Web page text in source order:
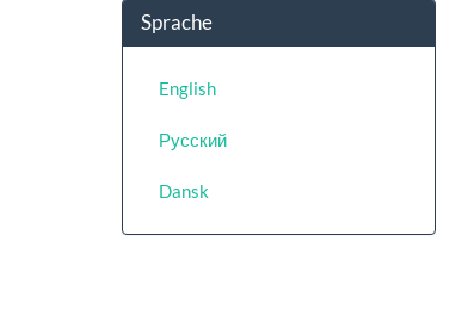
Sprache
English
Русский
Dansk